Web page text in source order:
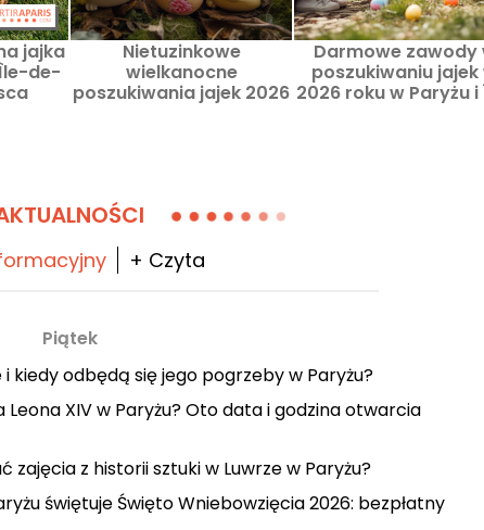
jajka
de-
Nietuzinkowe
wielkanocne
poszukiwania jajek 2026
Darmowe zawody
poszukiwaniu jajek
2026 roku w Paryżu
+ Czyta
Piątek
i kiedy odbędą się jego pogrzeby w Paryżu?
XIV w Paryżu? Oto data i godzina otwarcia
zajęcia z historii sztuki w Luwrze w Paryżu?
świętuje Święto Wniebowzięcia 2026: bezpłatny